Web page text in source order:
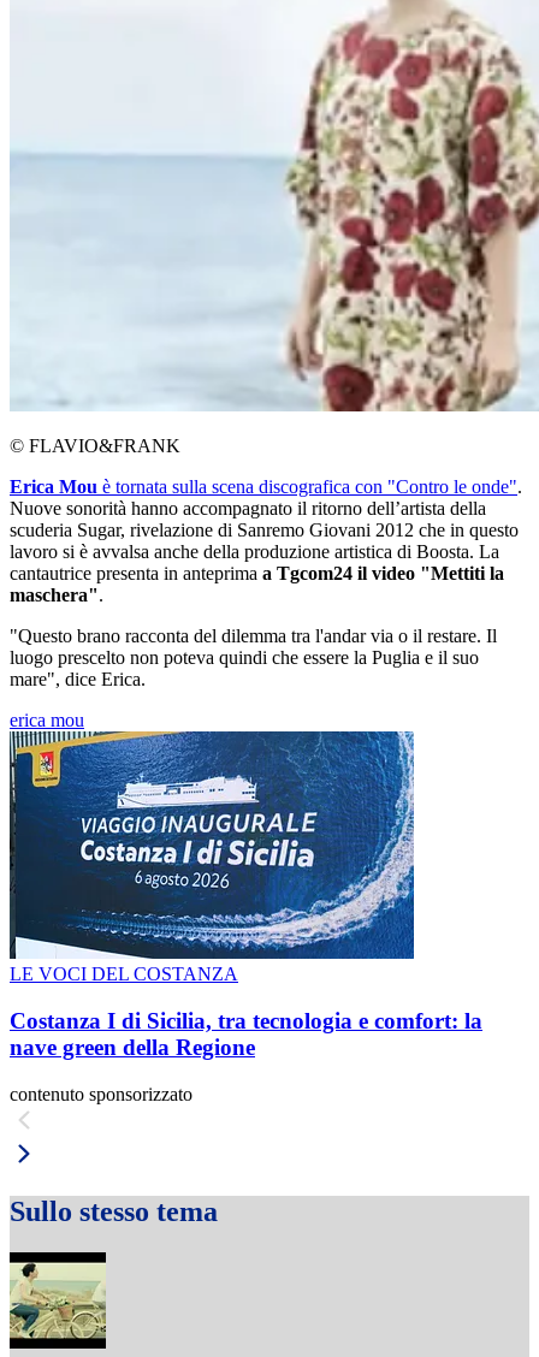
© FLAVIO&FRANK
Erica Mou è tornata sulla scena discografica con "Contro le onde".
Nuove sonorità hanno accompagnato il ritorno dell’artista della
scuderia Sugar, rivelazione di Sanremo Giovani 2012 che in questo
lavoro si è avvalsa anche della produzione artistica di Boosta. La
cantautrice presenta in anteprima a Tgcom24 il video "Mettiti la
maschera".
"Questo brano racconta del dilemma tra l'andar via o il restare. Il
luogo prescelto non poteva quindi che essere la Puglia e il suo
mare", dice Erica.
erica mou
LE VOCI DEL COSTANZA
Costanza I di Sicilia, tra tecnologia e comfort: la
nave green della Regione
contenuto sponsorizzato
Sullo stesso tema